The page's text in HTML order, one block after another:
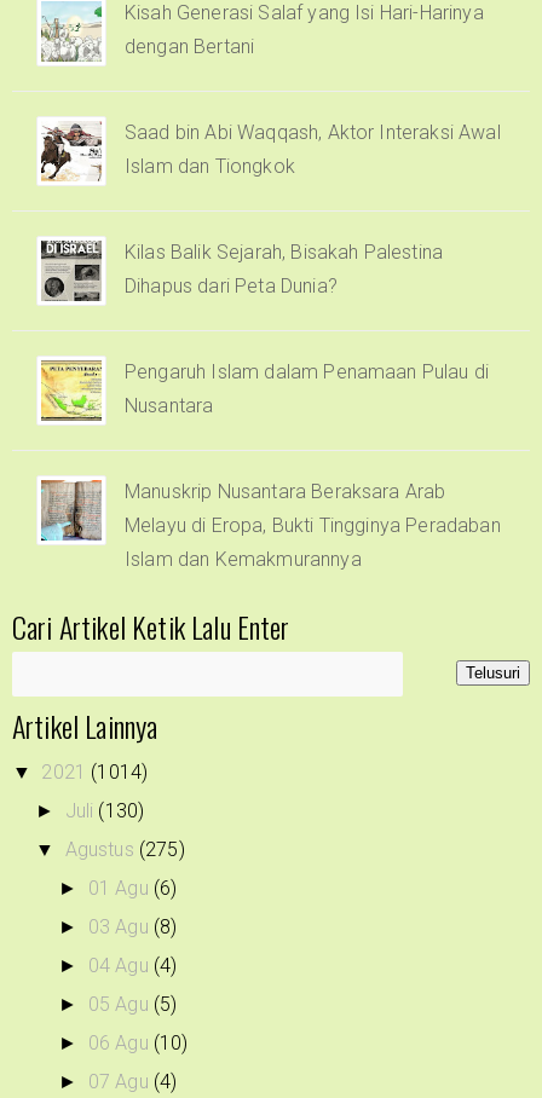
Kisah Generasi Salaf yang Isi Hari-Harinya
dengan Bertani
Saad bin Abi Waqqash, Aktor Interaksi Awal
Islam dan Tiongkok
Kilas Balik Sejarah, Bisakah Palestina
Dihapus dari Peta Dunia?
Pengaruh Islam dalam Penamaan Pulau di
Nusantara
Manuskrip Nusantara Beraksara Arab
Melayu di Eropa, Bukti Tingginya Peradaban
Islam dan Kemakmurannya
Cari Artikel Ketik Lalu Enter
Artikel Lainnya
▼ 2021 (1014)
► Juli (130)
▼ Agustus (275)
► 01 Agu (6)
► 03 Agu (8)
► 04 Agu (4)
► 05 Agu (5)
► 06 Agu (10)
► 07 Agu (4)